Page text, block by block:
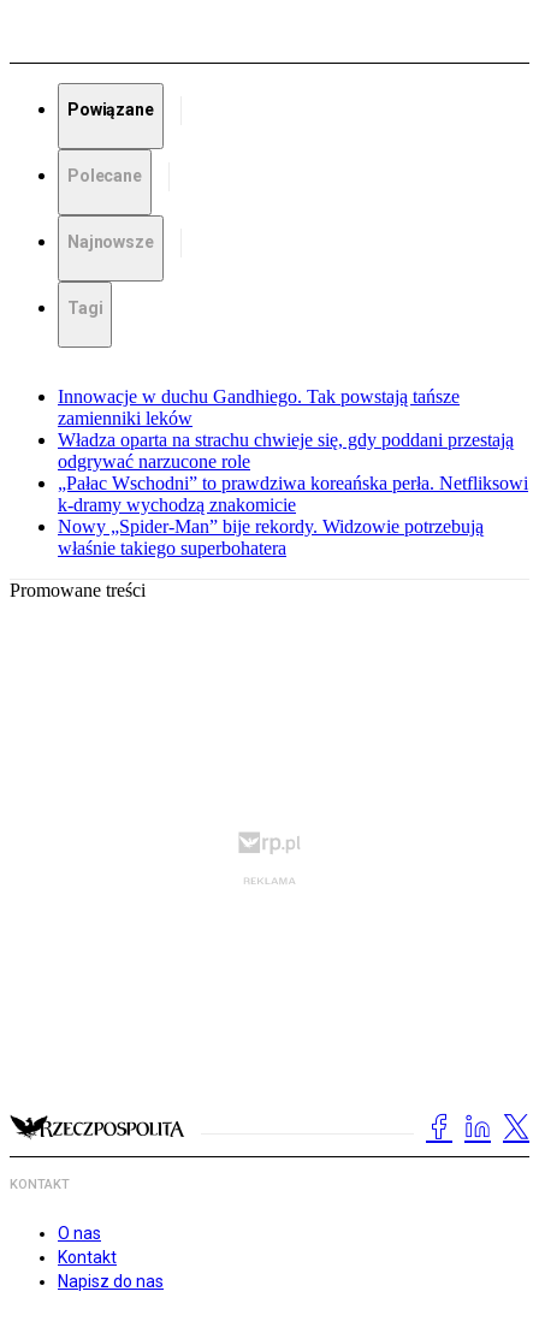
Powiązane
Polecane
Najnowsze
Tagi
Innowacje w duchu Gandhiego. Tak powstają tańsze
zamienniki leków
Władza oparta na strachu chwieje się, gdy poddani przestają
odgrywać narzucone role
„Pałac Wschodni” to prawdziwa koreańska perła. Netfliksowi
k-dramy wychodzą znakomicie
Nowy „Spider-Man” bije rekordy. Widzowie potrzebują
właśnie takiego superbohatera
Promowane treści
KONTAKT
O nas
Kontakt
Napisz do nas